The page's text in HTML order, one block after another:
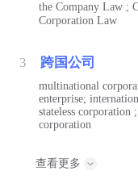
the Company Law ;
Corporation Law
3 跨国公司
multinational
enterprise;
stateless corporation
corporation
查看更多